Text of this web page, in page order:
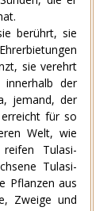
berührt, sie
sie verehrt
der
jemand, der
für so
Welt, wie
Tulasi-
Tulasi-
Pflanzen aus
Zweige und